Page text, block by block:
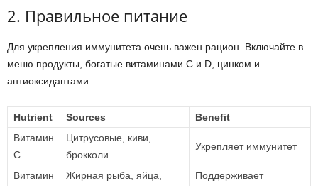
2. Правильное питание
Для укрепления иммунитета очень важен рацион. Включайте в
меню продукты, богатые витаминами C и D, цинком и
антиоксидантами.
Нutrient Sources
Benefit
Витамин
C
Цитрусовые, киви,
брокколи
Укрепляет иммунитет
Витамин
Жирная рыба, яйца,
Поддерживает